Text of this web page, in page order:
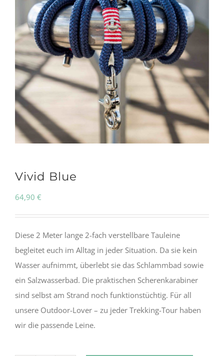
Vivid Blue
64,90 €
Diese 2 Meter lange 2-fach verstellbare Tauleine
begleitet euch im Alltag in jeder Situation. Da sie kein
Wasser aufnimmt, überlebt sie das Schlammbad sowie
ein Salzwasserbad. Die praktischen Scherenkarabiner
sind selbst am Strand noch funktionstüchtig. Für all
unsere Outdoor-Lover – zu jeder Trekking-Tour haben
wir die passende Leine.